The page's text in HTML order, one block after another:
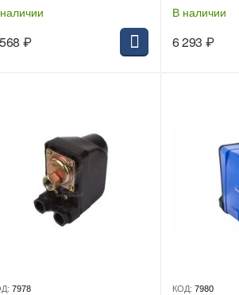
₽
В наличии
6 293 ₽
7978 КОД: 7980